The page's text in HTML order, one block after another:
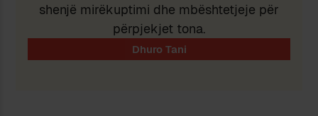
shenjë mirëkuptimi dhe mbështetjeje për
përpjekjet tona.